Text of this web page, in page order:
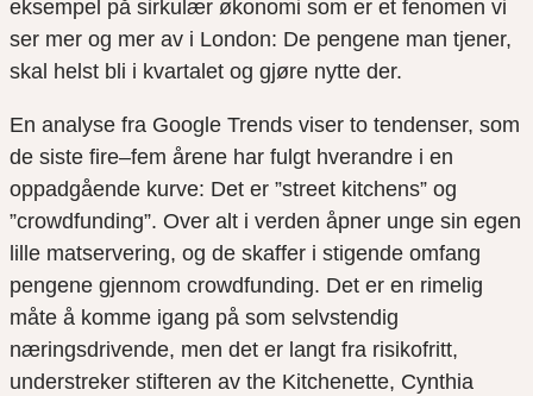
eksempel på sirkulær økonomi som er et fenomen vi
ser mer og mer av i London: De pengene man tjener,
skal helst bli i kvartalet og gjøre nytte der.
En analyse fra Google Trends viser to tendenser, som
de siste fire–fem årene har fulgt hverandre i en
oppadgående kurve: Det er ”street kitchens” og
”crowdfunding”. Over alt i verden åpner unge sin egen
lille matservering, og de skaffer i stigende omfang
pengene gjennom crowdfunding. Det er en rimelig
måte å komme igang på som selvstendig
næringsdrivende, men det er langt fra risikofritt,
understreker stifteren av the Kitchenette, Cynthia